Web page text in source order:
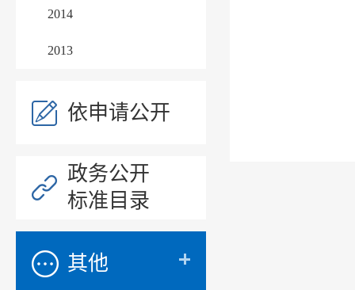
2014
2013
依申请公开
政务公开
标准目录
其他